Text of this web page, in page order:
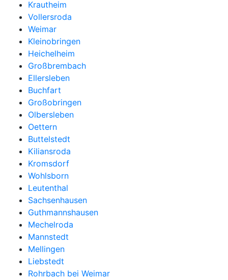
Krautheim
Vollersroda
Weimar
Kleinobringen
Heichelheim
Großbrembach
Ellersleben
Buchfart
Großobringen
Olbersleben
Oettern
Buttelstedt
Kiliansroda
Kromsdorf
Wohlsborn
Leutenthal
Sachsenhausen
Guthmannshausen
Mechelroda
Mannstedt
Mellingen
Liebstedt
Rohrbach bei Weimar